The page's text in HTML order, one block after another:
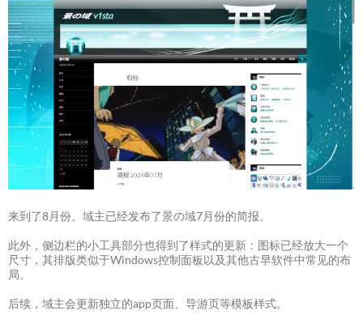
来到了8月份。域主已经发布了景の域7月份的简报。
此外，侧边栏的小工具部分也得到了样式的更新：图标已经放大一个
尺寸，其排版类似于Windows控制面板以及其他古早软件中常见的布
局。
后续，域主会更新独立的app页面、导游页等模板样式。